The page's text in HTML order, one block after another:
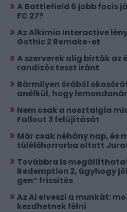
A Battlefield 6 jobb focis
FC 27?
Az Alkimia Interactive
Gothic 2 Remake-et
A szerverek alig bírták az
randizós teszt iránt
Bármilyen órából
anélkül, hogy
Nem csak a nosztalgia
Fallout 3 felújítását
Már csak néhány nap, és
túlélőhorrorba oltott
Továbbra is
Redemption 2, úgyhogy
gen” frissítés
Az AI elveszi a munkát:
kezdhetnek félni